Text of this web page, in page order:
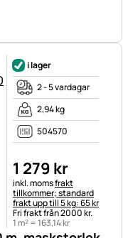
i lager
2 - 5 vardagar
2,94 kg
504570
1 279 kr
Skatteinformation:
inkl. momsfrakt
tillkommer; standard
frakt upp till 5 kg: 65 kr
Fri frakt från 2000 kr.
1 m² =163,14kr